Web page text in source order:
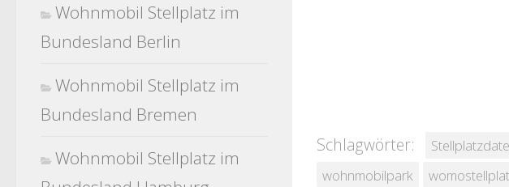
Schlagwörter:
wohnmobilpark
Wohnmobil Stellplatz im
Bundesland Berlin
Wohnmobil Stellplatz im
Bundesland Bremen
Wohnmobil Stellplatz im